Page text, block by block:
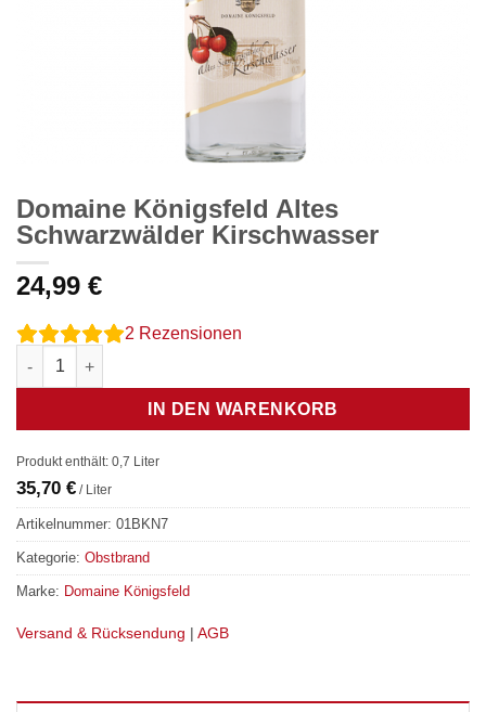
Domaine Königsfeld Altes
Schwarzwälder Kirschwasser
24,99 €
2 Rezensionen
Domaine Königsfeld Altes Schwarzwälder Kirschwasser Menge
IN DEN WARENKORB
Produkt enthält: 0,7 Liter
35,70 € / Liter
Artikelnummer: 01BKN7
Kategorie: Obstbrand
Marke: Domaine Königsfeld
Versand & Rücksendung | AGB